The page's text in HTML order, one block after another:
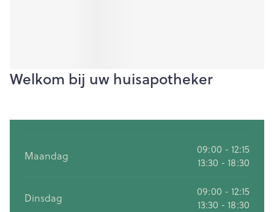
Welkom bij uw huisapotheker
Maandag
09:00 - 12:15
13:30 - 18:30
Dinsdag
09:00 - 12:15
13:30 - 18:30